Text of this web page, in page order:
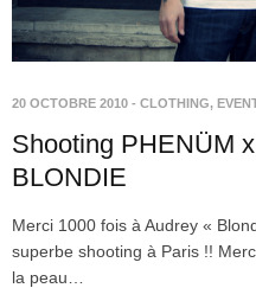
20 OCTOBRE 2010 - CLOTHING,
Shooting PHENÜM
BLONDIE
Merci 1000 fois à Audrey «
superbe shooting à Paris !!
la peau…